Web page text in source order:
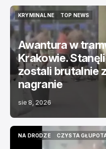
KRYMINALNE
KRYMINALNE
TOP NEWS
TOP NEWS
Awantura w
Krakowie.
zostali brutalnie
nagranie
sie 8, 2026
NA DRODZE
CZYSTA
CZYSTA GŁUPOTA